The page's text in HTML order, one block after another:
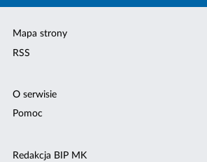
Mapa strony
RSS
O serwisie
Pomoc
Redakcja BIP MK